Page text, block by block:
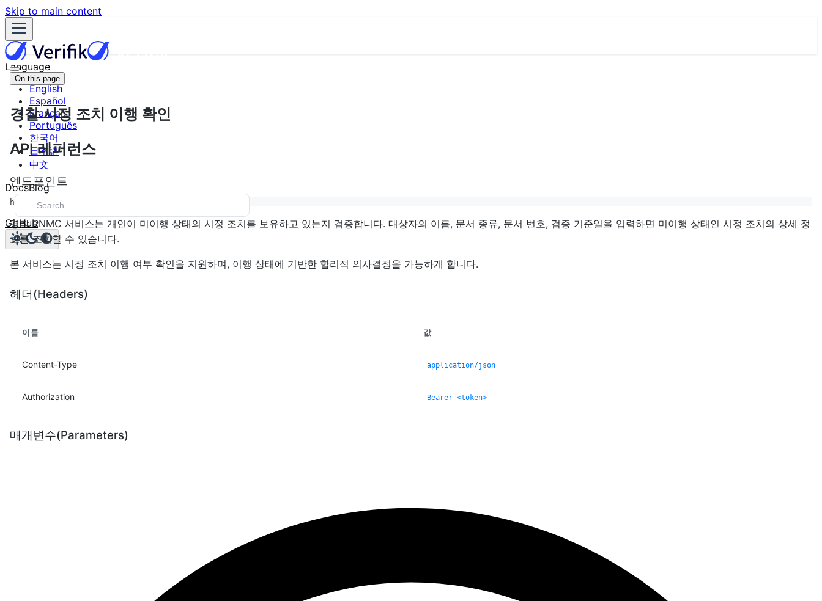
Skip to main content
Language
English
Español
Français
Português
한국어
日本語
中文
DocsBlog
GitHub
On this page
경찰 시정 조치 이행 확인
API 레퍼런스
엔드포인트
https://api.verifik.co/v2/co/policia/rnmc
경찰 RNMC 서비스는 개인이 미이행 상태의 시정 조치를 보유하고 있는지 검증합니다. 대상자의 이름, 문서 종류, 문서 번호, 검증 기준일을 입력하면 미이행 상태인 시정 조치의 상세 정
보를 조회할 수 있습니다.
본 서비스는 시정 조치 이행 여부 확인을 지원하며, 이행 상태에 기반한 합리적 의사결정을 가능하게 합니다.
헤더(Headers)
이름 값
Content-Type application/json
Authorization Bearer <token>
매개변수(Parameters)